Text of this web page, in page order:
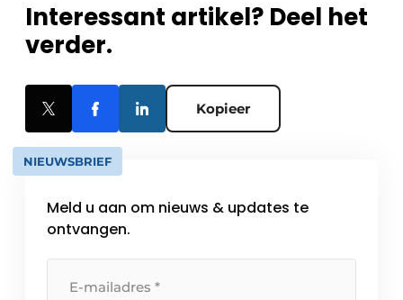
Interessant artikel? Deel het
verder.
Kopieer
NIEUWSBRIEF
Meld u aan om nieuws & updates te
ontvangen.